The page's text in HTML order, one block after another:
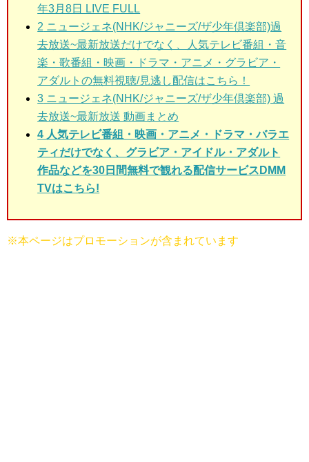
年3月8日 LIVE FULL
2 ニュージェネ(NHK/ジャニーズ/ザ少年倶楽部)過
去放送~最新放送だけでなく、人気テレビ番組・音
楽・歌番組・映画・ドラマ・アニメ・グラビア・
アダルトの無料視聴/見逃し配信はこちら！
3 ニュージェネ(NHK/ジャニーズ/ザ少年倶楽部) 過
去放送~最新放送 動画まとめ
4 人気テレビ番組・映画・アニメ・ドラマ・バラエ
ティだけでなく、グラビア・アイドル・アダルト
作品などを30日間無料で観れる配信サービスDMM
TVはこちら!
※本ページはプロモーションが含まれています